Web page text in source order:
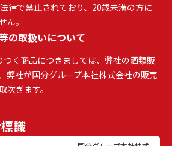
律で禁止されており、20歳未満の方に
ん。
の取扱いについて
く商品につきましては、弊社の酒類販
弊社が国分グループ本社株式会社の販売
次ぎます。
識